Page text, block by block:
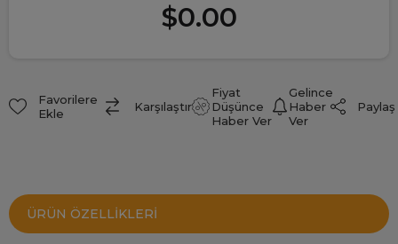
$0.00
Favorilere
Ekle
Karşılaştır
Fiyat
Düşünce
Haber Ver
Gelince
Haber
Ver
Paylaş
ÜRÜN ÖZELLIKLERI